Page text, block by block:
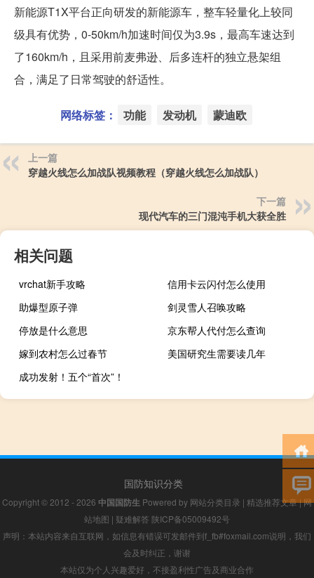
新能源T1X平台正向研发的新能源车，整车轻量化上较同
级具有优势，0-50km/h加速时间仅为3.9s，最高车速达到
了160km/h，且采用前麦弗逊、后多连杆的独立悬架组
合，满足了日常驾驶的舒适性。
网络标签： 功能 发动机 蒙迪欧
上一篇
穿越火线怎么加战队视频教程（穿越火线怎么加战队）
下一篇
现代汽车的三门混沌手机大获全胜
相关问题
vrchat新手攻略
信用卡云闪付怎么使用
助爆型原子弹
剑灵雪人召唤攻略
停放是什么意思
京东帮人代付怎么查询
嫁到农村怎么过春节
美国研究生需要读几年
成功发射！五个“首次”！
国防知识分类
Copyright © 2012 - 2026 中国国防生 Powered by 网站分类目录 | 精选推荐文章|网
站地图 | 疑难解答 陕ICP备05009492号
声明：本站内容来自互联网，如信息有错误可发邮件到f_fb#foxmail.com说明，我们
会及时纠正，谢谢
本站仅为个人兴趣爱好，不接盈利性广告及商业合作